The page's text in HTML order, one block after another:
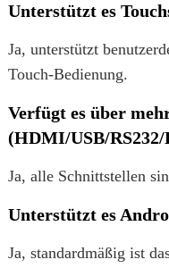
Unterstützt es
Ja, unterstützt
Touch-Bedienung.
Verfügt es über
(HDMI/USB/RS232/
Ja, alle Schnittstellen
Unterstützt es
Ja, standardmäßig ist